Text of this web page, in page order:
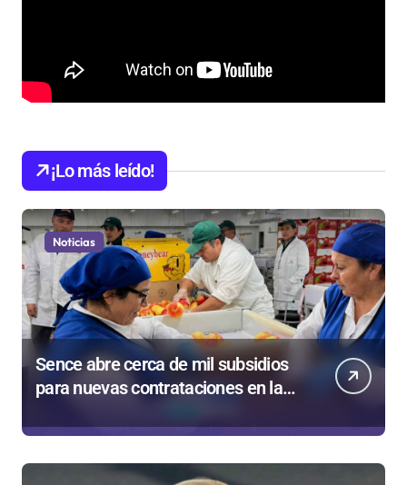
¡Lo más leído!
Noticias
Sence abre cerca de mil subsidios
para nuevas contrataciones en la